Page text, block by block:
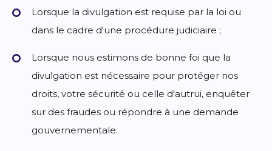
Lorsque la divulgation est requise par la loi ou
dans le cadre d'une procédure judiciaire ;
Lorsque nous estimons de bonne foi que la
divulgation est nécessaire pour protéger nos
droits, votre sécurité ou celle d'autrui, enquêter
sur des fraudes ou répondre à une demande
gouvernementale.